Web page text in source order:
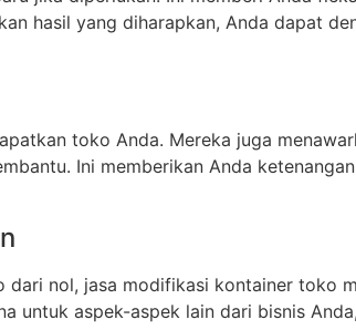
hasil yang diharapkan, Anda dapat
toko Anda. Mereka juga
Ini memberikan Anda
nol, jasa modifikasi kontainer toko
untuk aspek-aspek lain dari bisnis